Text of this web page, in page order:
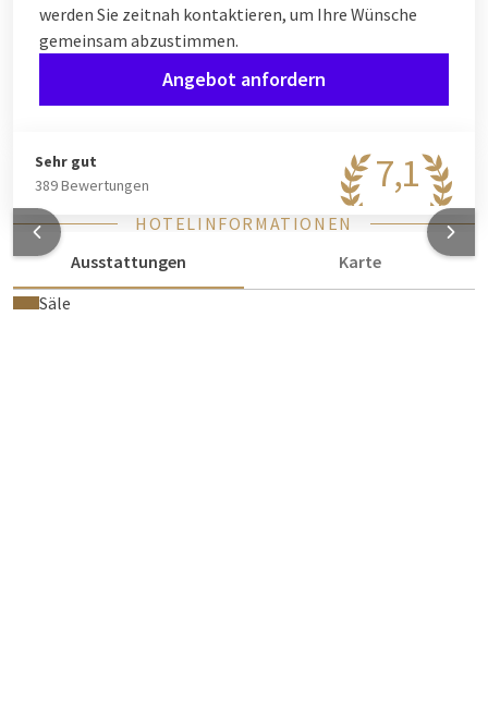
werden Sie zeitnah kontaktieren, um Ihre Wünsche
gemeinsam abzustimmen.
Angebot anfordern
7,1
Sehr gut
389 Bewertungen
HOTELINFORMATIONEN
Ausstattungen
Karte
Säle